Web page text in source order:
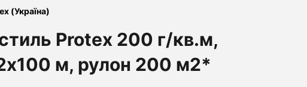
(Україна)
Protex 200 г/кв.м,
м, рулон 200 м2*